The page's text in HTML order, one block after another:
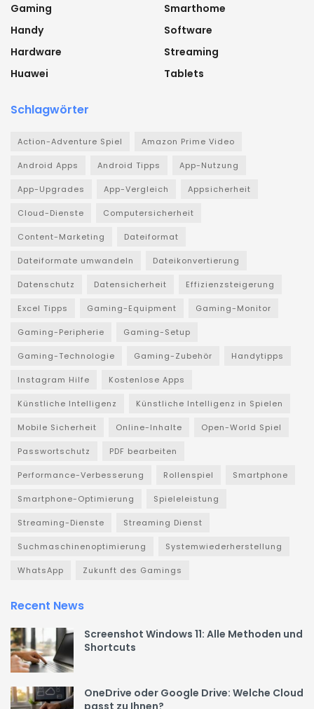
Gaming
Handy
Hardware
Huawei
Smarthome
Software
Streaming
Tablets
Schlagwörter
Action-Adventure Spiel Amazon Prime Video
Android Apps Android Tipps App-Nutzung
App-Upgrades App-Vergleich Appsicherheit
Cloud-Dienste Computersicherheit
Content-Marketing Dateiformat
Dateiformate umwandeln Dateikonvertierung
Datenschutz Datensicherheit Effizienzsteigerung
Excel Tipps Gaming-Equipment Gaming-Monitor
Gaming-Peripherie Gaming-Setup
Gaming-Technologie Gaming-Zubehör Handytipps
Instagram Hilfe Kostenlose Apps
Künstliche Intelligenz Künstliche Intelligenz in Spielen
Mobile Sicherheit Online-Inhalte Open-World Spiel
Passwortschutz PDF bearbeiten
Performance-Verbesserung Rollenspiel Smartphone
Smartphone-Optimierung Spieleleistung
Streaming-Dienste Streaming Dienst
Suchmaschinenoptimierung Systemwiederherstellung
WhatsApp Zukunft des Gamings
Recent News
Screenshot Windows 11: Alle Methoden und
Shortcuts
OneDrive oder Google Drive: Welche Cloud